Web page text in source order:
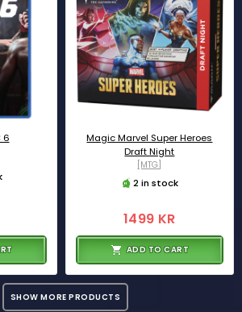
6
Magic Marvel Super Heroes
Draft Night
[MTG]
2 in stock
1499 KR
ADD TO CART
SHOW MORE PRODUCTS